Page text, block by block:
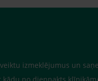
izmeklējumus un